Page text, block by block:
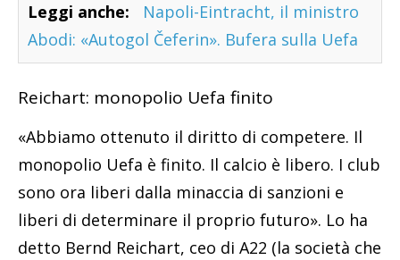
Leggi anche:
Napoli-Eintracht, il ministro
Abodi: «Autogol Čeferin». Bufera sulla Uefa
Reichart: monopolio Uefa finito
«Abbiamo ottenuto il diritto di competere. Il
monopolio Uefa è finito. Il calcio è libero. I club
sono ora liberi dalla minaccia di sanzioni e
liberi di determinare il proprio futuro». Lo ha
detto Bernd Reichart, ceo di A22 (la società che